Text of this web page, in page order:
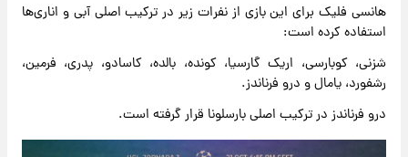
هانسی فلیک برای این بازی از نفرات زیر در ترکیب اصلی آبی و اناری‌ها
استفاده کرده است:
شزنی، کوبارسی، اریک گارسیا، کونده، بالده، کاسادو، پدری، فرمین،
رشفورد، یامال و درو فرناندز.
درو فرناندز در ترکیب اصلی بارسلونا قرار گرفته است.